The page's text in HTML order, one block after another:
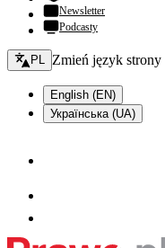
Newsletter
Podcasty
Zmień język - bieżący:
PL Zmień język strony
English (EN)
Українська (UA)